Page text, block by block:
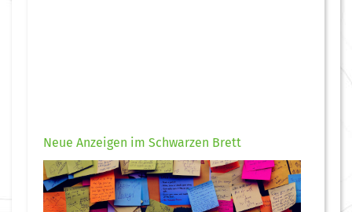
Neue Anzeigen im Schwarzen Brett